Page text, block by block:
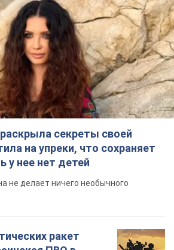
секреты своей
на упреки, что сохраняет
у нее нет детей
не делает ничего необычного
ракет
ПВО в
назвали цифру
в условиях
суд изменила
ранее